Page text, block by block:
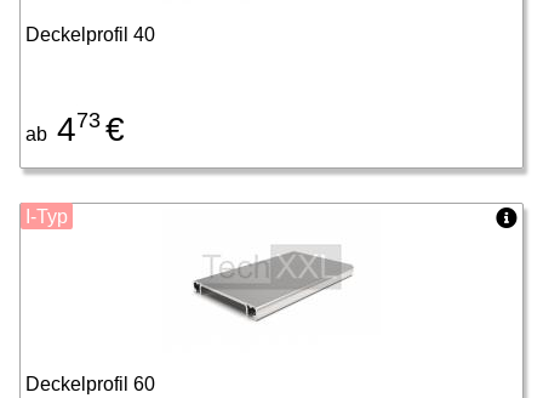
Deckelprofil 40
ab 473 €
Deckelprofil 60
I-Typ